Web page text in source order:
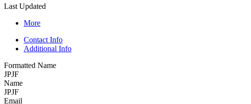
Last Updated
More
Contact Info
Additional Info
Formatted Name
JPJF
Name
JPJF
Email